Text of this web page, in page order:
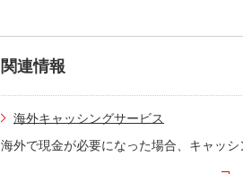
関連情報
海外キャッシングサービス
海外で現金が必要になった場合、キャッシ